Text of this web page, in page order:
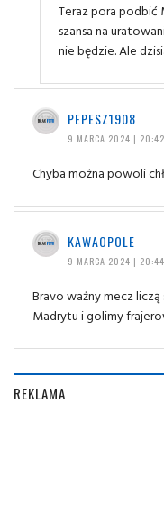
Teraz pora
szansa na
nie będzie. Ale
PEPESZ1908
9 MARCA 2024 | 20:42
Chyba można powoli
KAWAOPOLE
9 MARCA 2024 | 20:44
Bravo ważny mecz
Madrytu i golimy
REKLAMA